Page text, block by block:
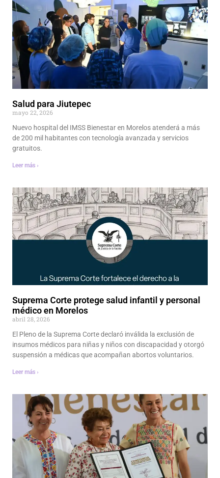
Salud para Jiutepec
mayo 22, 2026
Nuevo hospital del IMSS Bienestar en Morelos atenderá a más
de 200 mil habitantes con tecnología avanzada y servicios
gratuitos.
Leer más ›
Suprema Corte protege salud infantil y personal
médico en Morelos
abril 28, 2026
El Pleno de la Suprema Corte declaró inválida la exclusión de
insumos médicos para niñas y niños con discapacidad y otorgó
suspensión a médicas que acompañan abortos voluntarios.
Leer más ›